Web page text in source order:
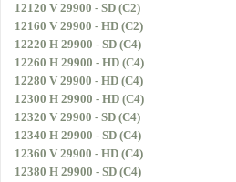
12120 V 29900 - SD (C2)
12160 V 29900 - HD (C2)
12220 H 29900 - SD (C4)
12260 H 29900 - HD (C4)
12280 V 29900 - HD (C4)
12300 H 29900 - HD (C4)
12320 V 29900 - SD (C4)
12340 H 29900 - SD (C4)
12360 V 29900 - HD (C4)
12380 H 29900 - SD (C4)